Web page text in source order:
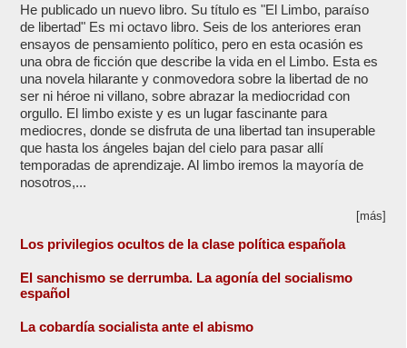
He publicado un nuevo libro. Su título es "El Limbo, paraíso
de libertad" Es mi octavo libro. Seis de los anteriores eran
ensayos de pensamiento político, pero en esta ocasión es
una obra de ficción que describe la vida en el Limbo. Esta es
una novela hilarante y conmovedora sobre la libertad de no
ser ni héroe ni villano, sobre abrazar la mediocridad con
orgullo. El limbo existe y es un lugar fascinante para
mediocres, donde se disfruta de una libertad tan insuperable
que hasta los ángeles bajan del cielo para pasar allí
temporadas de aprendizaje. Al limbo iremos la mayoría de
nosotros,...
[más]
Los privilegios ocultos de la clase política española
El sanchismo se derrumba. La agonía del socialismo
español
La cobardía socialista ante el abismo